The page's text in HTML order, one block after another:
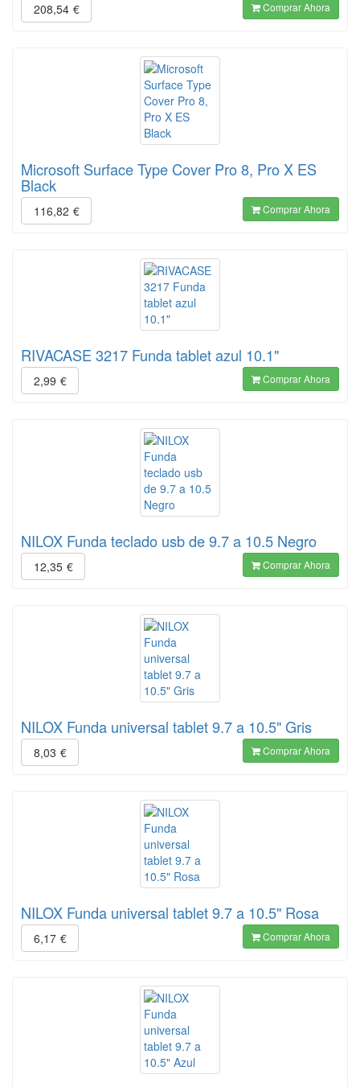
208,54 € Comprar Ahora
Microsoft Surface Type Cover Pro 8, Pro X ES
Black
116,82 € Comprar Ahora
RIVACASE 3217 Funda tablet azul 10.1"
2,99 € Comprar Ahora
NILOX Funda teclado usb de 9.7 a 10.5 Negro
12,35 € Comprar Ahora
NILOX Funda universal tablet 9.7 a 10.5" Gris
8,03 € Comprar Ahora
NILOX Funda universal tablet 9.7 a 10.5" Rosa
6,17 € Comprar Ahora